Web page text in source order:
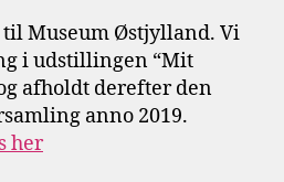
til Museum Østjylland. Vi
i udstillingen “Mit
afholdt derefter den
anno 2019.
her